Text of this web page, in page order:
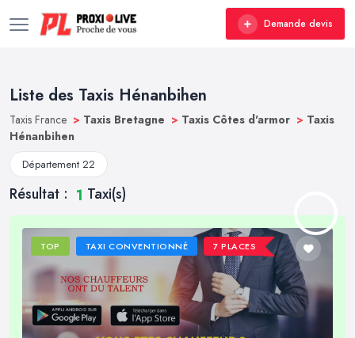
Demande devis
Liste des Taxis Hénanbihen
Taxis France > Taxis Bretagne > Taxis Côtes d'armor > Taxis
Hénanbihen
Département 22
Résultat : 1 Taxi(s)
TOP TAXI CONVENTIONNÉ 7 PLACES